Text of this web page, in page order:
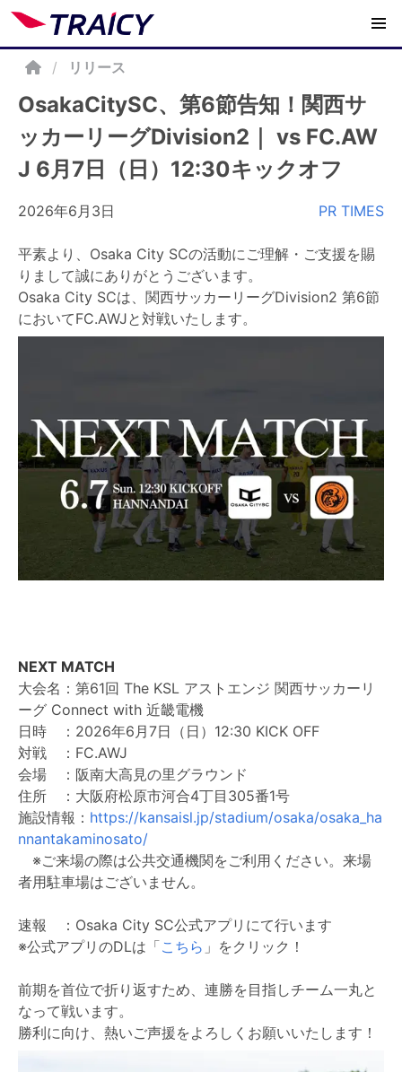
/ リリース
OsakaCitySC、第6節告知！関西サ
ッカーリーグDivision2｜ vs FC.AW
J 6月7日（日）12:30キックオフ
2026年6月3日 PR TIMES
平素より、Osaka City SCの活動にご理解・ご支援を賜
りまして誠にありがとうございます。
Osaka City SCは、関西サッカーリーグDivision2 第6節
においてFC.AWJと対戦いたします。
NEXT MATCH
大会名：第61回 The KSL アストエンジ 関西サッカーリ
ーグ Connect with 近畿電機
日時 ：2026年6月7日（日）12:30 KICK OFF
対戦 ：FC.AWJ
会場 ：阪南大高見の里グラウンド
住所 ：大阪府松原市河合4丁目305番1号
施設情報： https://kansaisl.jp/stadium/osaka/osaka_ha
nnantakaminosato/
※ご来場の際は公共交通機関をご利用ください。来場
者用駐車場はございません。
速報 ：Osaka City SC公式アプリにて行います
※公式アプリのDLは「こちら 」をクリック！
前期を首位で折り返すため、連勝を目指しチーム一丸と
なって戦います。
勝利に向け、熱いご声援をよろしくお願いいたします！